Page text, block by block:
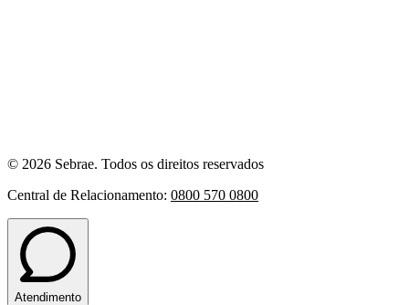
© 2026 Sebrae. Todos os direitos reservados
Central de Relacionamento: 0800 570 0800
Atendimento